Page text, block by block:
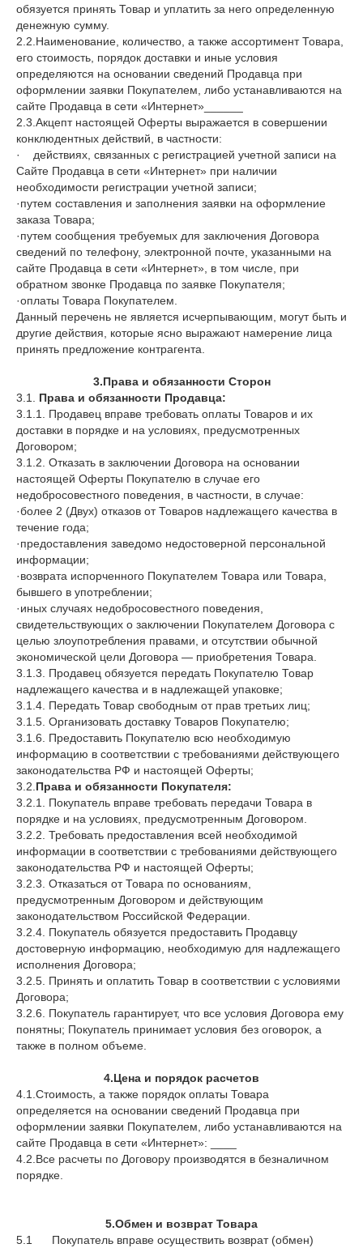
обязуется принять Товар и уплатить за него определенную
денежную сумму.
2.2.Наименование, количество, а также ассортимент Товара,
его стоимость, порядок доставки и иные условия
определяются на основании сведений Продавца при
оформлении заявки Покупателем, либо устанавливаются на
сайте Продавца в сети «Интернет»______
2.3.Акцепт настоящей Оферты выражается в совершении
конклюдентных действий, в частности:
· действиях, связанных с регистрацией учетной записи на
Сайте Продавца в сети «Интернет» при наличии
необходимости регистрации учетной записи;
·путем составления и заполнения заявки на оформление
заказа Товара;
·путем сообщения требуемых для заключения Договора
сведений по телефону, электронной почте, указанными на
сайте Продавца в сети «Интернет», в том числе, при
обратном звонке Продавца по заявке Покупателя;
·оплаты Товара Покупателем.
Данный перечень не является исчерпывающим, могут быть и
другие действия, которые ясно выражают намерение лица
принять предложение контрагента.
3.Права и обязанности Сторон
3.1.
Права и обязанности Продавца:
3.1.1. Продавец вправе требовать оплаты Товаров и их
доставки в порядке и на условиях, предусмотренных
Договором;
3.1.2. Отказать в заключении Договора на основании
настоящей Оферты Покупателю в случае его
недобросовестного поведения, в частности, в случае:
·более 2 (Двух) отказов от Товаров надлежащего качества в
течение года;
·предоставления заведомо недостоверной персональной
информации;
·возврата испорченного Покупателем Товара или Товара,
бывшего в употреблении;
·иных случаях недобросовестного поведения,
свидетельствующих о заключении Покупателем Договора с
целью злоупотребления правами, и отсутствии обычной
экономической цели Договора — приобретения Товара.
3.1.3. Продавец обязуется передать Покупателю Товар
надлежащего качества и в надлежащей упаковке;
3.1.4. Передать Товар свободным от прав третьих лиц;
3.1.5. Организовать доставку Товаров Покупателю;
3.1.6. Предоставить Покупателю всю необходимую
информацию в соответствии с требованиями действующего
законодательства РФ и настоящей Оферты;
3.2. Права и обязанности Покупателя:
3.2.1. Покупатель вправе требовать передачи Товара в
порядке и на условиях, предусмотренным Договором.
3.2.2. Требовать предоставления всей необходимой
информации в соответствии с требованиями действующего
законодательства РФ и настоящей Оферты;
3.2.3. Отказаться от Товара по основаниям,
предусмотренным Договором и действующим
законодательством Российской Федерации.
3.2.4. Покупатель обязуется предоставить Продавцу
достоверную информацию, необходимую для надлежащего
исполнения Договора;
3.2.5. Принять и оплатить Товар в соответствии с условиями
Договора;
3.2.6. Покупатель гарантирует, что все условия Договора ему
понятны; Покупатель принимает условия без оговорок, а
также в полном объеме.
4.Цена и порядок расчетов
4.1.Стоимость, а также порядок оплаты Товара
определяется на основании сведений Продавца при
оформлении заявки Покупателем, либо устанавливаются на
сайте Продавца в сети «Интернет»: ____
4.2.Все расчеты по Договору производятся в безналичном
порядке.
5.Обмен и возврат Товара
5.1
Покупатель вправе осуществить возврат (обмен)